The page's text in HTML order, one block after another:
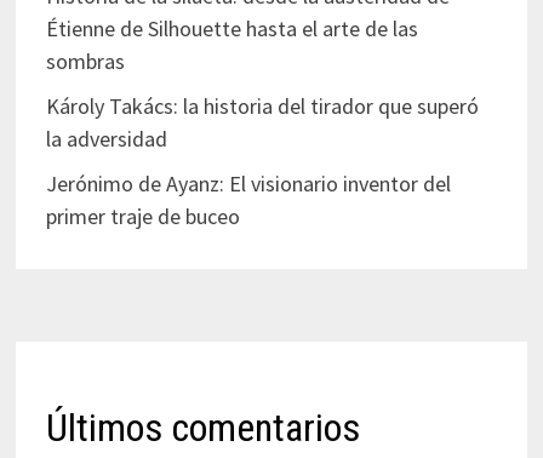
Étienne de Silhouette hasta el arte de las
sombras
Károly Takács: la historia del tirador que superó
la adversidad
Jerónimo de Ayanz: El visionario inventor del
primer traje de buceo
Últimos comentarios